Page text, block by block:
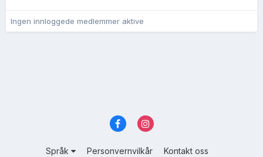
Ingen innloggede medlemmer aktive
Språk Personvernvilkår
Kontakt oss